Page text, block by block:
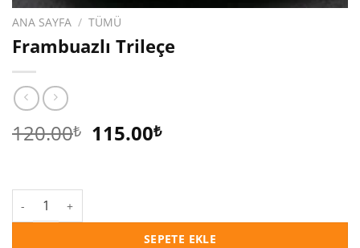
ANA SAYFA / TÜMÜ
Frambuazlı Trileçe
120.00₺ Orijinal
115.00₺Şu
Frambuazlı Trileçe adet
SEPETE EKLE